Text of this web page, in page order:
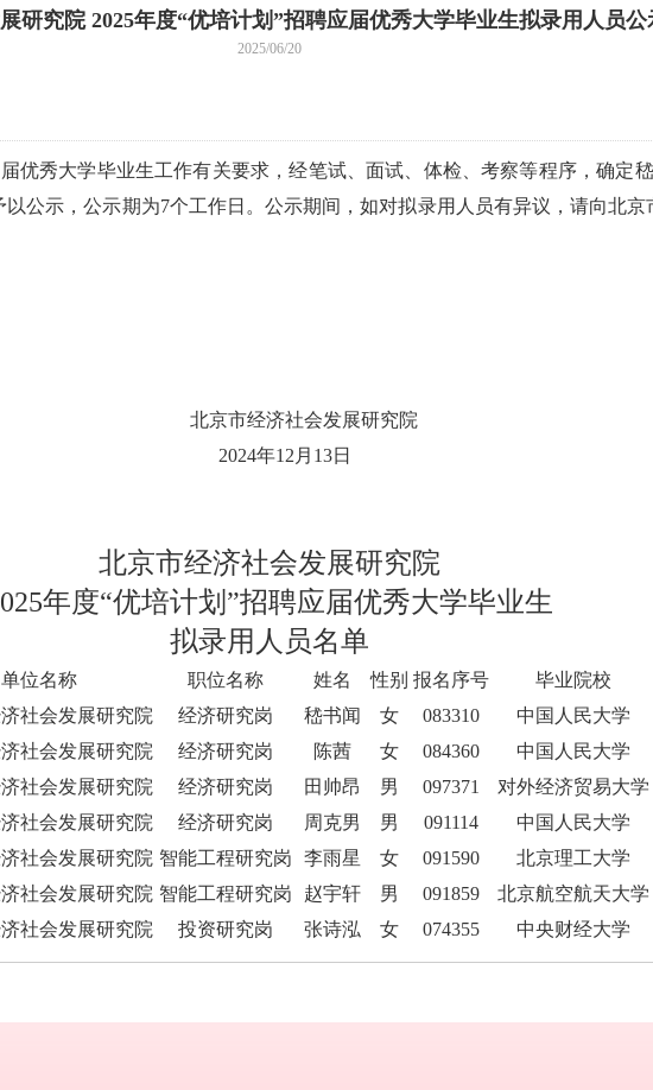
研究院 2025年度“优培计划”招聘应届优秀大学毕业生拟录用人员公
2025/06/20
优秀大学毕业生工作有关要求，经笔试、面试、体检、考察等程序，确定
公示，公示期为7个工作日。公示期间，如对拟录用人员有异议，请向北京
会发展研究院
月13日
北京市经济社会发展研究院
年度“优培计划”招聘应届优秀大学毕业生
拟录用人员名单
单位名称 职位名称 姓名 性别 报名序号
毕业院校
社会发展研究院 经济研究岗 嵇书闻 女 083310
中国人民大学
社会发展研究院 经济研究岗 陈茜 女 084360
中国人民大学
社会发展研究院 经济研究岗 田帅昂 男 097371
对外经济贸易大学
社会发展研究院 经济研究岗 周克男 男 091114
中国人民大学
社会发展研究院 智能工程研究岗 李雨星 女 091590
北京理工大学
社会发展研究院 智能工程研究岗 赵宇轩 男 091859
北京航空航天大学
社会发展研究院 投资研究岗 张诗泓 女 074355 中央财经大学